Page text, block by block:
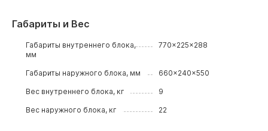
Габариты и Вес
Габариты внутреннего блока,
мм
770x225x288
Габариты наружного блока, мм 660x240x550
Вес внутреннего блока, кг 9
Вес наружного блока, кг 22